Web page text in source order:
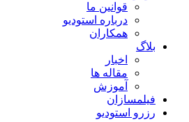
قوانین ما
درباره استودیو
همکاران
بلاگ
اخبار
مقاله ها
آموزش
فیلمسازان
رزرو استودیو